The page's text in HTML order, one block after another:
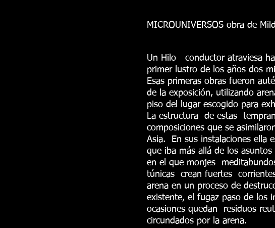
MICROUNIVERSOS obra de
Un Hilo conductor atraviesa
primer lustro de los años dos
Esas primeras obras fueron
de la exposición, utilizando
piso del lugar escogido para
La estructura de estas
composiciones que se
Asia. En sus instalaciones ella
que iba más allá de los
en el que monjes
túnicas crean fuertes
arena en un proceso de
existente, el fugaz paso de los
ocasiones quedan residuos
circundados por la arena.